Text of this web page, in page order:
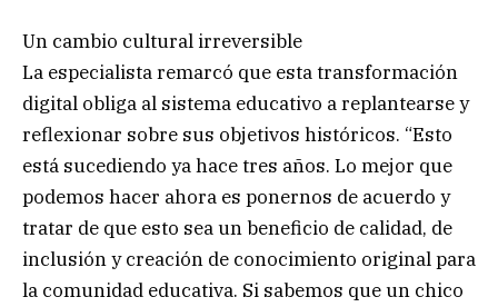
Un cambio cultural irreversible
La especialista remarcó que esta transformación
digital obliga al sistema educativo a replantearse y
reflexionar sobre sus objetivos históricos. “Esto
está sucediendo ya hace tres años. Lo mejor que
podemos hacer ahora es ponernos de acuerdo y
tratar de que esto sea un beneficio de calidad, de
inclusión y creación de conocimiento original para
la comunidad educativa. Si sabemos que un chico